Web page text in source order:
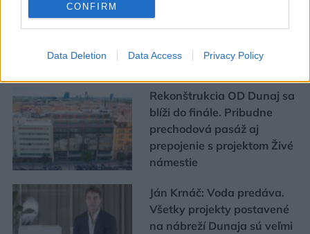
CONFIRM
Data Deletion Data Access Privacy Policy
Mohlo by vás zaujímať
Rekonštrukcia OD Dunaj sa
blíži do finále. Pribudne
prechodová pasáž aj
prepojenie s projektom Živé
námestie
Ján Krnáč: Voda predáva.
Všetky projekty postavené
na nábreží Dunaja sú veľmi